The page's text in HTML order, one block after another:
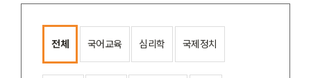
전체 국어교육 심리학 국제정치